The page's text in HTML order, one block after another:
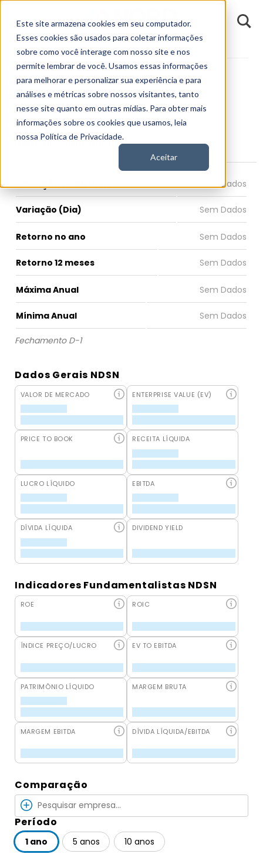
Este site armazena cookies em seu computador.
Esses cookies são usados para coletar informações
sobre como você interage com nosso site e nos
permite lembrar de você. Usamos essas informações
para melhorar e personalizar sua experiência e para
análises e métricas sobre nossos visitantes, tanto
nesse site quanto em outras mídias. Para obter mais
informações sobre os cookies que usamos, leia
nossa Política de Privacidade.
Aceitar
Fundamentos NDSN
NDSN
Nordson Corporation
COTAÇÃO NDSN HOJE
Variação (Dia)
Retorno no ano
Retorno 12 meses
Máxima Anual
Mínima Anual
Fechamento D-1
Dados Gerais NDSN
VALOR DE MERCADO ENTERPRISE VALUE (EV)
PRICE TO BOOK RECEITA LÍQUIDA
LUCRO LÍQUIDO EBITDA
DÍVIDA LÍQUIDA DIVIDEND YIELD
Indicadores Fundamentalistas NDSN
ROE ROIC
ÍNDICE PREÇO/LUCRO EV TO EBITDA
PATRIMÔNIO LÍQUIDO MARGEM BRUTA
MARGEM EBITDA DÍVIDA LÍQUIDA/EBITDA
Comparação
Período
1 ano 5 anos 10 anos